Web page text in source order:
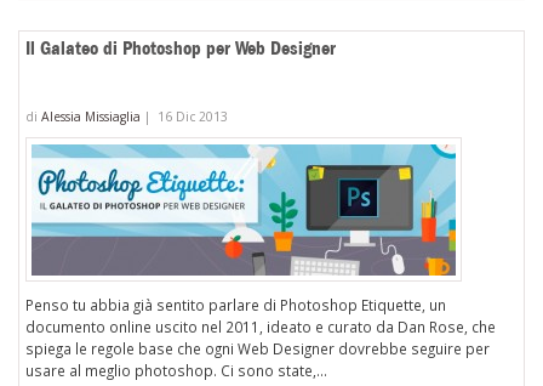
Il Galateo di Photoshop per Web Designer
di Alessia Missiaglia | 16 Dic 2013
Penso tu abbia già sentito parlare di Photoshop Etiquette, un
documento online uscito nel 2011, ideato e curato da Dan Rose, che
spiega le regole base che ogni Web Designer dovrebbe seguire per
usare al meglio photoshop. Ci sono state,...